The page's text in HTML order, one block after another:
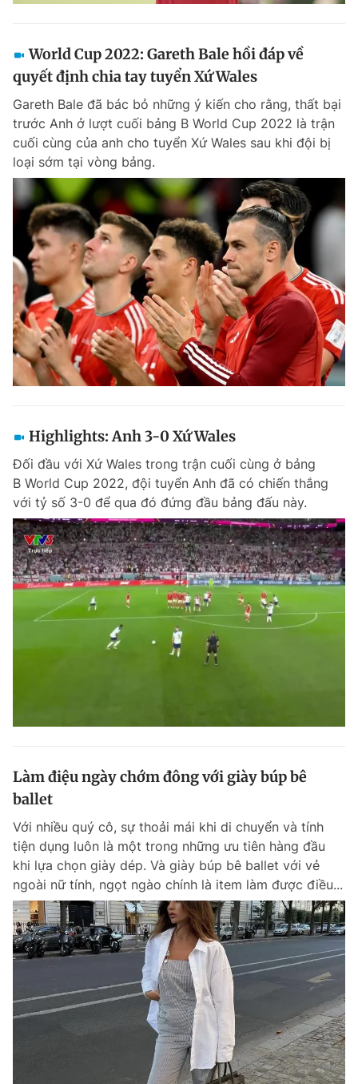
Đọc Thanh Niên trên điện thoại
Theo dõi báo trên
Hotline
0906 645 777
Liên hệ quảng cáo
0908 780 404
Đặt báo Quảng cáo RSS Tòa soạn Chính sách bảo
Tổng biên tập: Nguyễn Ngọc Toàn
Tổng thư ký tòa soạn: Đức Trung
Giấy phép xuất bản số 110/GP - BTTTT cấp ngày 24.3.2020
© 2003-2026 Bản quyền thuộc về Báo Thanh Niên. Cấm sao chép
dưới mọi hình thức nếu không có sự chấp thuận bằng văn bản.
Phát triển bởi ePi Technologies, JSC.
World Cup 2022: Gareth Bale hồi đáp về
quyết định chia tay tuyển Xứ Wales
Gareth Bale đã bác bỏ những ý kiến ​​cho rằng, thất bại
trước Anh ở lượt cuối bảng B World Cup 2022 là trận
cuối cùng của anh cho tuyển Xứ Wales sau khi đội bị
loại sớm tại vòng bảng.
Highlights: Anh 3-0 Xứ Wales
Đối đầu với Xứ Wales trong trận cuối cùng ở bảng
B World Cup 2022, đội tuyển Anh đã có chiến thắng
với tỷ số 3-0 để qua đó đứng đầu bảng đấu này.
Làm điệu ngày chớm đông với giày búp bê
ballet
Với nhiều quý cô, sự thoải mái khi di chuyển và tính
tiện dụng luôn là một trong những ưu tiên hàng đầu
khi lựa chọn giày dép. Và giày búp bê ballet với vẻ
ngoài nữ tính, ngọt ngào chính là item làm được điều...